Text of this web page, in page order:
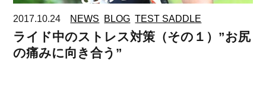
2017.10.24 NEWS BLOG TEST SADDLE
ライド中のストレス対策（その１）”お尻
の痛みに向き合う”